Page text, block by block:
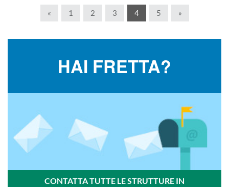
« 1 2 3 4 5 »
HAI FRETTA?
CONTATTA TUTTE LE STRUTTURE IN